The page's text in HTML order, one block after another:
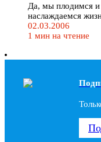
Да, мы плодимся
наслаждаемся
02.03.2006
1 мин на чтение